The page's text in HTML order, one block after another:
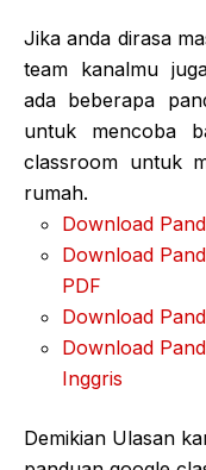
Jika anda dirasa
team kanalmu
ada beberapa
untuk mencoba
classroom untuk
rumah.
Download
Download
PDF
Download
Download
Inggris
Demikian Ulasan